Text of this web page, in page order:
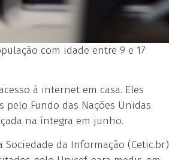
com idade entre 9 e 17
à internet em casa. Eles
pelo Fundo das Nações Unidas
na íntegra em junho.
da Informação (Cetic.br)